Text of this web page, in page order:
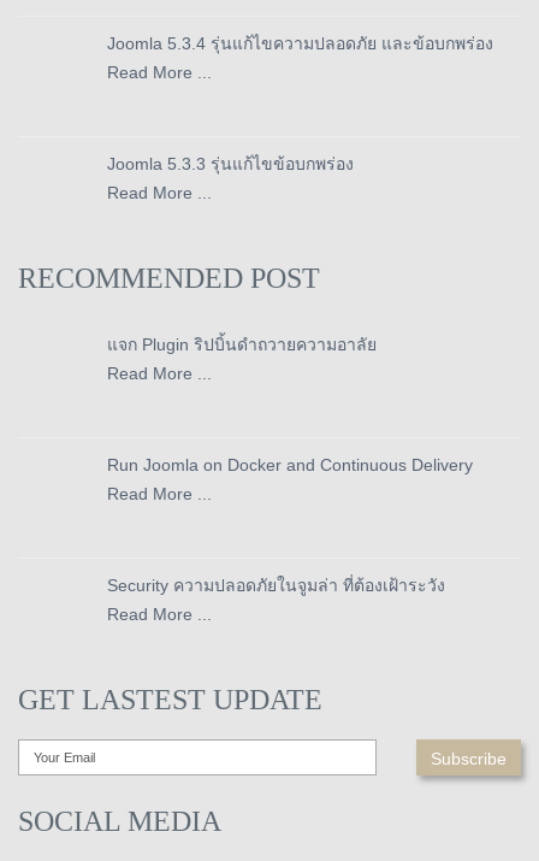
Joomla 5.3.4 รุ่นแก้ไขความปลอดภัย และข้อบกพร่อง
Read More ...
Joomla 5.3.3 รุ่นแก้ไขข้อบกพร่อง
Read More ...
RECOMMENDED POST
แจก Plugin ริปบิ้นดำถวายความอาลัย
Read More ...
Run Joomla on Docker and Continuous Delivery
Read More ...
Security ความปลอดภัยในจูมล่า ที่ต้องเฝ้าระวัง
Read More ...
GET LASTEST UPDATE
SOCIAL MEDIA